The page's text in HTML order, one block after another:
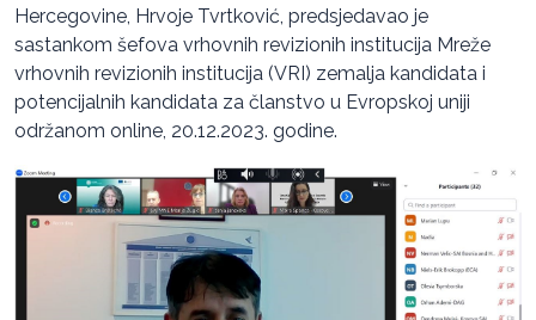
Hercegovine, Hrvoje Tvrtković, predsjedavao je
sastankom šefova vrhovnih revizionih institucija Mreže
vrhovnih revizionih institucija (VRI) zemalja kandidata i
potencijalnih kandidata za članstvo u Evropskoj uniji
održanom online, 20.12.2023. godine.